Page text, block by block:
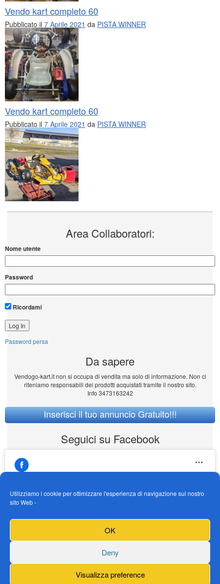
Utilizziamo i cookie per ottimizzare l'esperienza di navigazione sul nostro
sito Web -
OK
Deny
Visualizza preference
Vendo kart completo 60
Pubblicato il 7 Aprile 2021 da PISTA WINNER
Vendo kart completo 60
Pubblicato il 7 Aprile 2021 da PISTA WINNER
Area Collaboratori:
Nome utente
Password
Ricordami
Password persa
Da sapere
Vendogo-kart.it non si occupa di vendita ma solo di informazione. Non ci
riteniamo responsabili dei prodotti acquistati tramite il nostro sito.
Info 3473163242
Inserisci il tuo annuncio Gratuito!!!
Seguici su Facebook
https://www.facebook.com/Vendogokartit/
Fai clic per accettare i cookie marketing e
abilitare questo contenuto